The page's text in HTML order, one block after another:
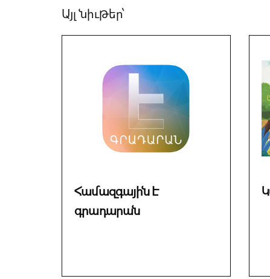
Այլ նիւթեր՝
Համազգային Է
գրադարան